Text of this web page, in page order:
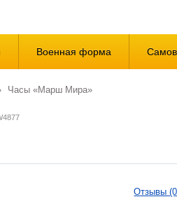
Военная форма
Часы «Марш Мира»
Отзывы